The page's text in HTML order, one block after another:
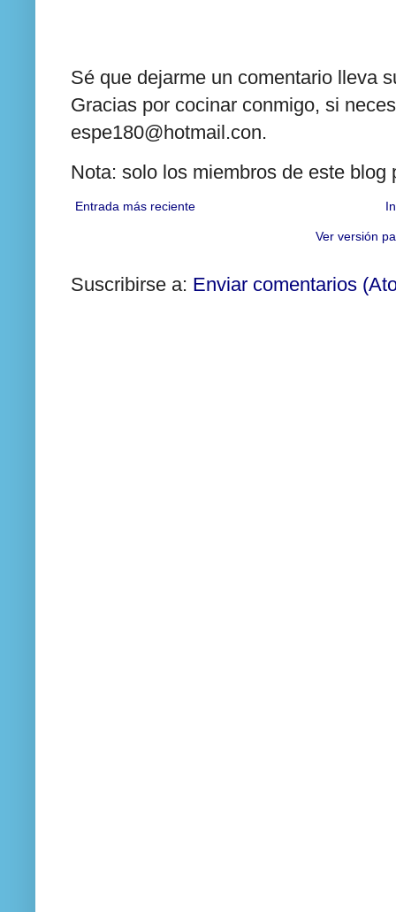
Sé que dejarme un comentario lleva
Gracias por cocinar conmigo, si
espe180@hotmail.con.
Nota: solo los miembros de este
Entrada más reciente
Ver versión
Suscribirse a: Enviar comentarios